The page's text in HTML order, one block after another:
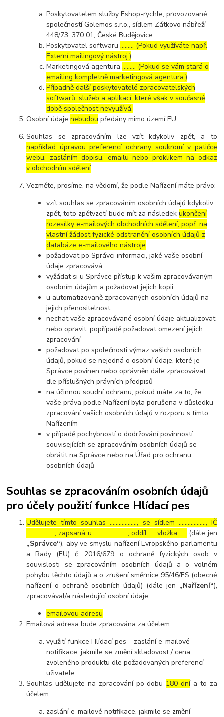
Poskytovatelem služby Eshop-rychle, provozované
společností Golemos s.r.o., sídlem Zátkovo nábřeží
448/73, 370 01, České Budějovice
Poskytovatel softwaru……… (Pokud využíváte např.
Externí mailingový nástroj.)
Marketingová agentura……… (Pokud se vám stará o
emailing kompletně marketingová agentura.)
Případně další poskytovatelé zpracovatelských
softwarů, služeb a aplikací, které však v současné
době společnost nevyužívá.
Osobní údajenebudou předány mimo území EU.
Souhlas se zpracováním lze vzít kdykoliv zpět, a to
například úpravou preferencí ochrany soukromí v patičce
webu, zasláním dopisu, emailu nebo proklikem na odkaz
v obchodním sdělení.
Vezměte, prosíme, na vědomí, že podle Nařízení máte právo:
vzít souhlas se zpracováním osobních údajů kdykoliv
zpět, toto zpětvzetí bude mít za následekukončení
rozesílky e-mailových obchodních sdělení, popř. na
vlastní žádost fyzické odstranění osobních údajů z
databáze e-mailového nástroje
požadovat po Správci informaci, jaké vaše osobní
údaje zpracovává
vyžádat si u Správce přístup k vašim zpracovávaným
osobním údajům a požadovat jejich kopii
u automatizovaně zpracovaných osobních údajů na
jejich přenositelnost
nechat vaše zpracovávané osobní údaje aktualizovat
nebo opravit, popřípadě požadovat omezení jejich
zpracování
požadovat po společnosti výmaz vašich osobních
údajů, pokud se nejedná o osobní údaje, které je
Správce povinen nebo oprávněn dále zpracovávat
dle příslušných právních předpisů
na účinnou soudní ochranu, pokud máte za to, že
vaše práva podle Nařízení byla porušena v důsledku
zpracování vašich osobních údajů v rozporu s tímto
Nařízením
v případě pochybností o dodržování povinností
souvisejících se zpracováním osobních údajů se
obrátit na Správce nebo na Úřad pro ochranu
osobních údajů
Souhlas se zpracováním osobních údajů
pro účely použití funkce Hlídací pes
Udělujete tímto souhlas ……………..., se sídlem ………………, IČ
………………., zapsaná u ………………… , oddíl …, vložka ….. (dále jen
„Správce“), aby ve smyslu nařízení Evropského parlamentu
a Rady (EU) č. 2016/679 o ochraně fyzických osob v
souvislosti se zpracováním osobních údajů a o volném
pohybu těchto údajů a o zrušení směrnice 95/46/ES (obecné
nařízení o ochraně osobních údajů) (dále jen „Nařízení“),
zpracovával/a následující osobní údaje:
emailovou adresu
Emailová adresa bude zpracována za účelem:
využití funkce Hlídací pes – zaslání e-mailové
notifikace, jakmile se změní skladovost / cena
zvoleného produktu dle požadovaných preferencí
uživatele
Souhlas udělujete na zpracování po dobu 180 dnía to za
účelem:
zaslání e-mailové notifikace, jakmile se změní